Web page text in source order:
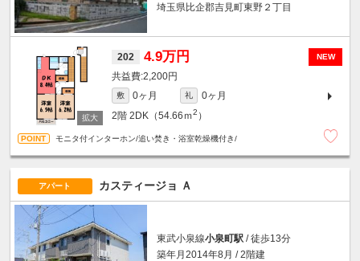
埼玉県比企郡吉見町東野２丁目
NEW
202 4.9万円
2,200円
敷 0ヶ月 礼
0ヶ月
2階 2DK（54.66ｍ2 ）
モニタ付インターホン/追い焚き・浴室乾燥機付き/
アパート カスティージョ Ａ
東武小泉線小泉町駅 / 徒歩13分
築年月2014年8月 / 2階建